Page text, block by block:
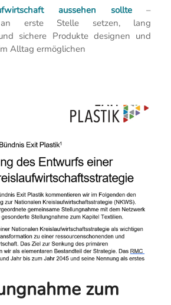
aussehen sollte–
an erste Stelle setzen, lang
sichere Produkte designen und
Alltag ermöglichen
zum